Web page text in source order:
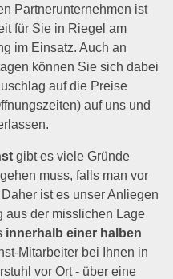
Partnerunternehmen ist
für Sie in Riegel am
im Einsatz. Auch an
können Sie sich dabei
auf die Preise
auf uns und
gibt es viele Gründe
muss, falls man vor
ist es unser Anliegen
aus der misslichen Lage
innerhalb einer halben
Mitarbeiter bei Ihnen in
vor Ort - über eine